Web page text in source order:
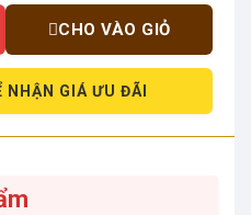
CHO VÀO GIỎ
GIÁ ƯU ĐÃI